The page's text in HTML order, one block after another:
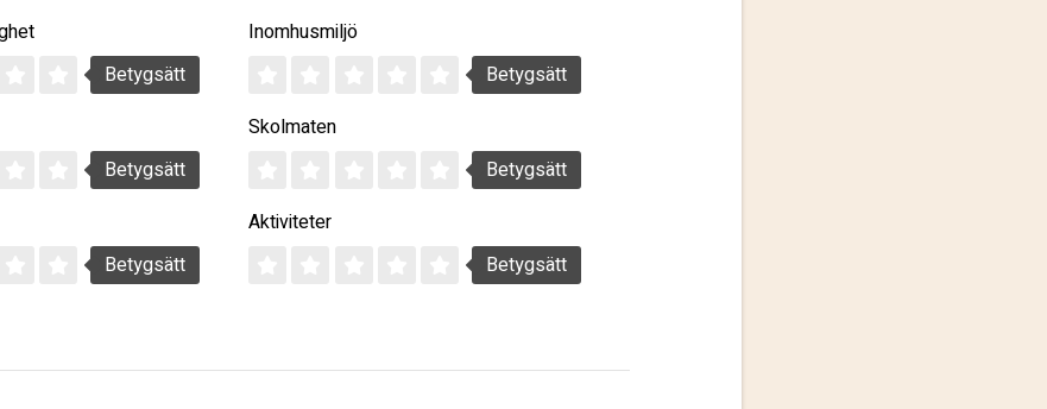
Betygsätt
Inomhusmiljö
Betygsätt
Betygsätt
Skolmaten
Betygsätt
Betygsätt
Aktiviteter
Betygsätt